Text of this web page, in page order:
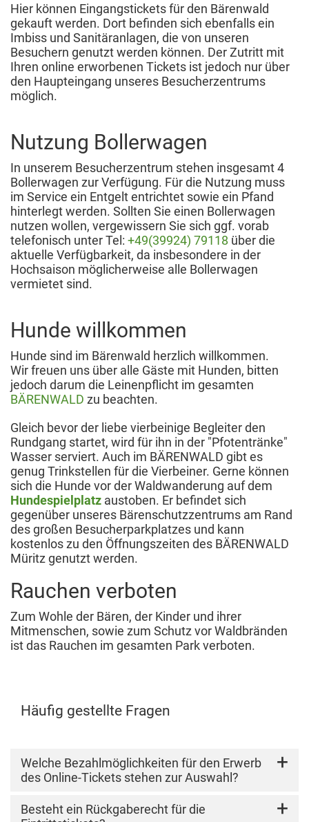
Hier können Eingangstickets für den Bärenwald
gekauft werden. Dort befinden sich ebenfalls ein
Imbiss und Sanitäranlagen, die von unseren
Besuchern genutzt werden können. Der Zutritt mit
Ihren online erworbenen Tickets ist jedoch nur über
den Haupteingang unseres Besucherzentrums
möglich.
Nutzung Bollerwagen
In unserem Besucherzentrum stehen insgesamt 4
Bollerwagen zur Verfügung. Für die Nutzung muss
im Service ein Entgelt entrichtet sowie ein Pfand
hinterlegt werden. Sollten Sie einen Bollerwagen
nutzen wollen, vergewissern Sie sich ggf. vorab
telefonisch unter Tel: +49(39924) 79118 über die
aktuelle Verfügbarkeit, da insbesondere in der
Hochsaison möglicherweise alle Bollerwagen
vermietet sind.
Hunde willkommen
Hunde sind im Bärenwald herzlich willkommen.
Wir freuen uns über alle Gäste mit Hunden, bitten
jedoch darum die Leinenpflicht im gesamten
BÄRENWALD zu beachten.
Gleich bevor der liebe vierbeinige Begleiter den
Rundgang startet, wird für ihn in der "Pfotentränke"
Wasser serviert. Auch im BÄRENWALD gibt es
genug Trinkstellen für die Vierbeiner. Gerne können
sich die Hunde vor der Waldwanderung auf dem
Hundespielplatz austoben. Er befindet sich
gegenüber unseres Bärenschutzzentrums am Rand
des großen Besucherparkplatzes und kann
kostenlos zu den Öffnungszeiten des BÄRENWALD
Müritz genutzt werden.
Rauchen verboten
Zum Wohle der Bären, der Kinder und ihrer
Mitmenschen, sowie zum Schutz vor Waldbränden
ist das Rauchen im gesamten Park verboten.
Häufig gestellte Fragen
Welche Bezahlmöglichkeiten für den Erwerb
des Online-Tickets stehen zur Auswahl?
Sie können die Online-Tickets entweder per
Besteht ein Rückgaberecht für die